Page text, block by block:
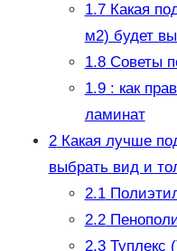
1.7Какая
м2) будет
1.8Советы
1.9: как
ламинат
2Какая лучше
выбрать вид и
2.1
2.2
2.3Туплекс